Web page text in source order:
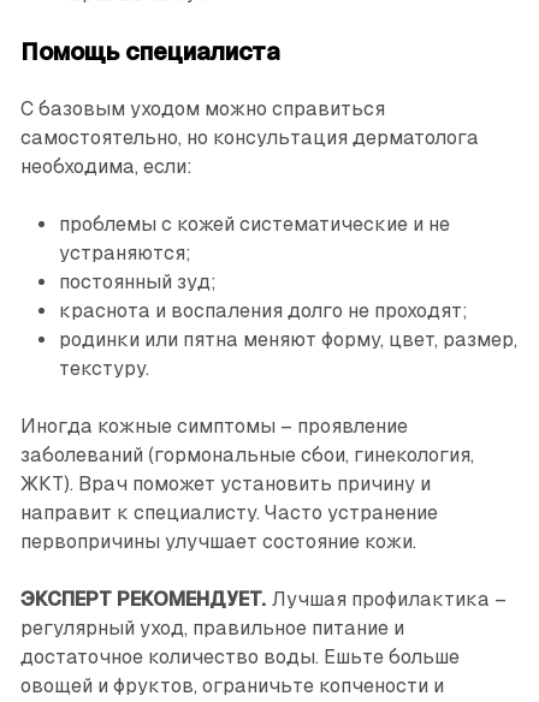
Помощь специалиста
С базовым уходом можно справиться
самостоятельно, но консультация дерматолога
необходима, если:
проблемы с кожей систематические и не
устраняются;
постоянный зуд;
краснота и воспаления долго не проходят;
родинки или пятна меняют форму, цвет, размер,
текстуру.
Иногда кожные симптомы – проявление
заболеваний (гормональные сбои, гинекология,
ЖКТ). Врач поможет установить причину и
направит к специалисту. Часто устранение
первопричины улучшает состояние кожи.
ЭКСПЕРТ РЕКОМЕНДУЕТ. Лучшая профилактика –
регулярный уход, правильное питание и
достаточное количество воды. Ешьте больше
овощей и фруктов, ограничьте копчености и